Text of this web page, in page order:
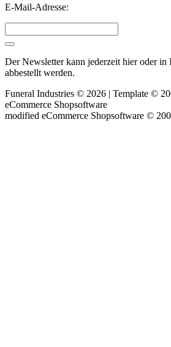
E-Mail-Adresse:
Der Newsletter kann jederzeit hier oder
abbestellt werden.
Funeral Industries © 2026 | Template ©
eCommerce Shopsoftware
modified eCommerce Shopsoftware ©